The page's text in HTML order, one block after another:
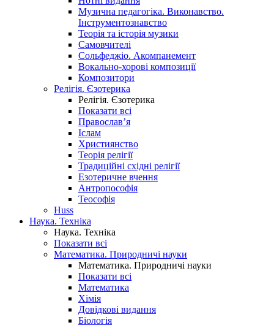
Музична педагогіка. Виконавство.
Інструментознавство
Теорія та історія музики
Самовчителі
Сольфеджіо. Акомпанемент
Вокально-хорові композиції
Композитори
Релігія. Єзотерика
Релігія. Єзотерика
Показати всі
Православ’я
Іслам
Християнство
Теорія релігії
Традиційні східні релігії
Езотеричне вчення
Антропософія
Теософія
Huss
Наука. Техніка
Наука. Техніка
Показати всі
Математика. Природничі науки
Математика. Природничі науки
Показати всі
Математика
Хімія
Довідкові видання
Біологія